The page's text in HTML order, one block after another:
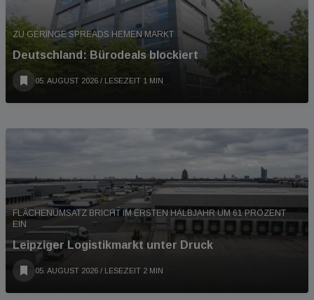
ZU GERINGE SPREADS HEMEN MARKT
Deutschland: Bürodeals blockiert
05. AUGUST 2026 / LESEZEIT 1 MIN
FLÄCHENUMSATZ BRICHT IM ERSTEN HALBJAHR UM 61 PROZENT
EIN
Leipziger Logistikmarkt unter Druck
05. AUGUST 2026 / LESEZEIT 2 MIN